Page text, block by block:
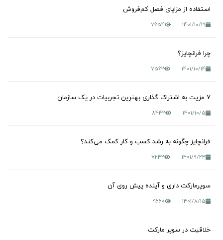
استفاده از مزایای فصل کم‌فروش
1401/10/21
7654
چرا فرانچایز؟
1401/10/14
7562
7 مزیت به اشتراک گذاری بهترین تجربیات در یک سازمان
1401/10/5
8442
فرانچایز چگونه به رشد کسب و کار کمک می‌کند؟
1401/9/23
7242
سوپرمارکت داری و آینده پیش روی آن
1401/8/15
9660
خلاقیت در سوپر مارکت